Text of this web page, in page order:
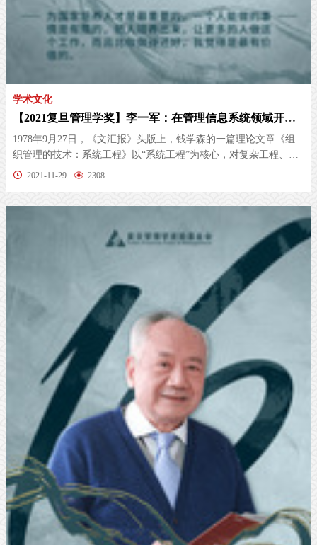
学术文化
【2021复旦管理学奖】李一军：在管理信息系统领域开拓耕耘的管理科学研究者和科学研究管理者
1978年9月27日，《文汇报》头版上，钱学森的一篇理论文章《组
织管理的技术：系统工程》以“系统工程”为核心，对复杂工程、大
型企业...
2021-11-29 2308